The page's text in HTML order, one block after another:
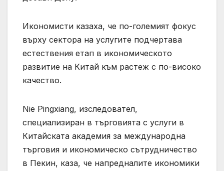
Икономисти казаха, че по-големият фокус
върху сектора на услугите подчертава
естествения етап в икономическото
развитие на Китай към растеж с по-високо
качество.
Nie Pingxiang, изследовател,
специализиран в търговията с услуги в
Китайската академия за международна
търговия и икономическо сътрудничество
в Пекин, каза, че напредналите икономики